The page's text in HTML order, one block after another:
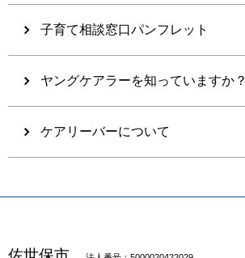
子育て相談窓口パンフレット
ヤングケアラーを知っていますか？
ケアリーバーについて